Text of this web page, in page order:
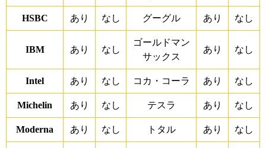
HSBC あり なし グーグル あり なし
IBM あり なし
ゴールドマン
サックス
あり なし
Intel あり なし コカ・コーラ あり なし
Michelin あり なし テスラ あり なし
Moderna あり なし トタル あり なし